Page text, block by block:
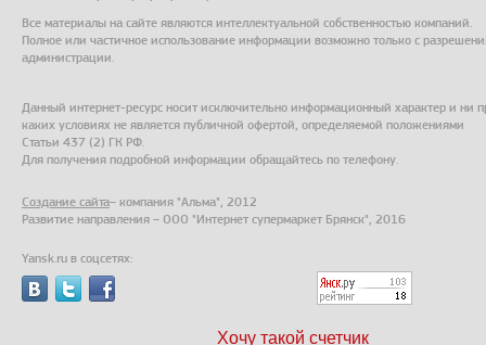
Все материалы на сайте являются интеллектуальной собственностью компаний.
Полное или частичное использование информации возможно только с
администрации.
Данный интернет-ресурс носит исключительно информационный характер и ни
каких условиях не является публичной офертой, определяемой положениями
Статьи 437 (2) ГК РФ.
Для получения подробной информации обращайтесь по телефону.
Создание сайта– компания "Альма", 2012
Развитие направления – ООО "Интернет супермаркет Брянск", 2016
Yansk.ru в соцсетях:
Хочу такой счетчик